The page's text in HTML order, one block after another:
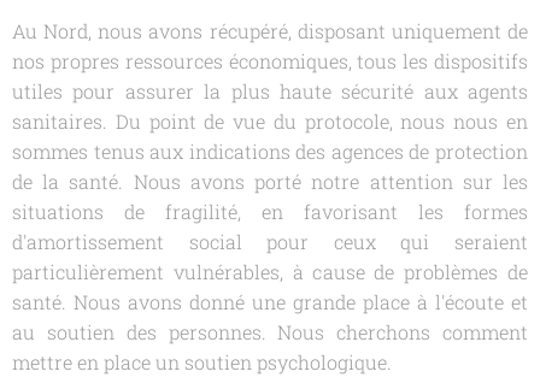
Au Nord, nous avons récupéré, disposant uniquement de
nos propres ressources économiques, tous les dispositifs
utiles pour assurer la plus haute sécurité aux agents
sanitaires. Du point de vue du protocole, nous nous en
sommes tenus aux indications des agences de protection
de la santé. Nous avons porté notre attention sur les
situations de fragilité, en favorisant les formes
d'amortissement social pour ceux qui seraient
particulièrement vulnérables, à cause de problèmes de
santé. Nous avons donné une grande place à l'écoute et
au soutien des personnes. Nous cherchons comment
mettre en place un soutien psychologique.